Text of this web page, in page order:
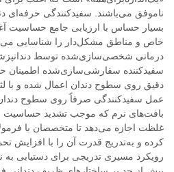
ناموفق می‌باشند. سفیدکنندگی حرفه‌ای
بسیار حساس با ارزیابی جامع
خاص و مناطق مشکل‌دار را شناسایی
درمانی شخصی‌سازی‌شده توسط
سفیدکننده سفارشی‌سازی‌شده اطمینان
دقیق روی سطوح دندان اعمال شده و با
عمل سفیدکنندگی صرفاً روی سطوح
بافت‌های نرم که موجب تشدید حساسیت
غلظت اجازه می‌دهد تا متخصصان با
کرده و به‌تدریج قدرت آن را با افزایش
رویکرد مسیری تدریجی برای دستیابی به